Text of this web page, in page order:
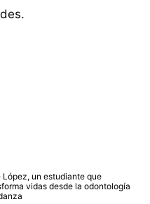
López, un estudiante que
vidas desde la odontología